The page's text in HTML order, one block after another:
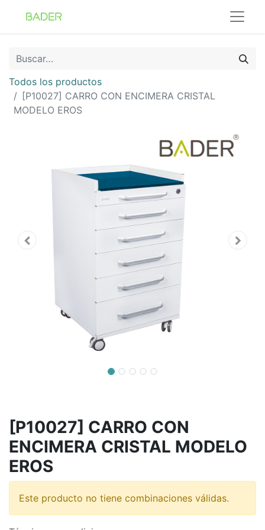
Todos los productos
[P10027] CARRO CON ENCIMERA CRISTAL
MODELO EROS
[P10027] CARRO CON
ENCIMERA CRISTAL MODELO
EROS
Este producto no tiene combinaciones válidas.